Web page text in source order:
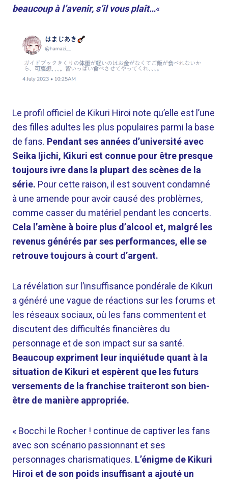
beaucoup à l’avenir, s’il vous plaît…«
Le profil officiel de Kikuri Hiroi note qu’elle est l’une
des filles adultes les plus populaires parmi la base
de fans. Pendant ses années d’université avec
Seika Ijichi, Kikuri est connue pour être presque
toujours ivre dans la plupart des scènes de la
série. Pour cette raison, il est souvent condamné
à une amende pour avoir causé des problèmes,
comme casser du matériel pendant les concerts.
Cela l’amène à boire plus d’alcool et, malgré les
revenus générés par ses performances, elle se
retrouve toujours à court d’argent.
La révélation sur l’insuffisance pondérale de Kikuri
a généré une vague de réactions sur les forums et
les réseaux sociaux, où les fans commentent et
discutent des difficultés financières du
personnage et de son impact sur sa santé.
Beaucoup expriment leur inquiétude quant à la
situation de Kikuri et espèrent que les futurs
versements de la franchise traiteront son bien-
être de manière appropriée.
« Bocchi le Rocher ! continue de captiver les fans
avec son scénario passionnant et ses
personnages charismatiques. L’énigme de Kikuri
Hiroi et de son poids insuffisant a ajouté un